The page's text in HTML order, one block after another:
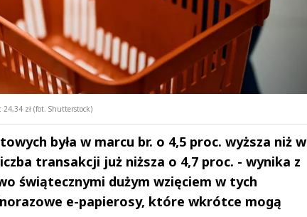
24,34 zł (fot. Shutterstock)
była w marcu br. o 4,5 proc. wyższa niż w
transakcji już niższa o 4,7 proc. - wynika z
świątecznymi dużym wzięciem w tych
e-papierosy, które wkrótce mogą